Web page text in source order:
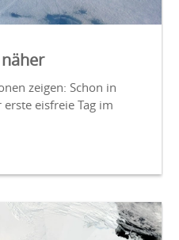
zeigen: Schon in
eisfreie Tag im